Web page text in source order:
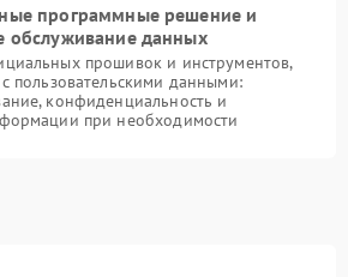
программные решение и
обслуживание данных
прошивок и инструментов,
пользовательскими данными:
конфиденциальность и
при необходимости